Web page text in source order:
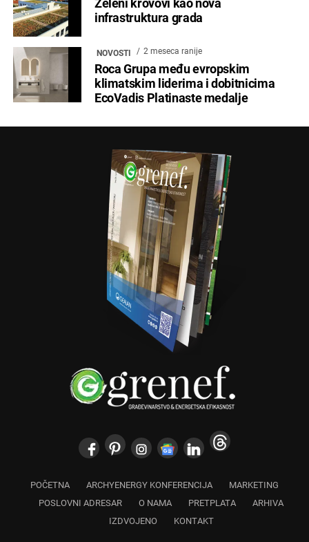
Zeleni krovovi kao nova
infrastruktura grada
NOVOSTI 2 meseca ranije
Roca Grupa među evropskim
klimatskim liderima i dobitnicima
EcoVadis Platinaste medalje
POČETNA ARCHYENERGY KONFERENCIJA
MARKETING
POSLOVNI ADRESAR
O NAMA PRETPLATA
ARHIVA
IZDVOJENO
KONTAKT